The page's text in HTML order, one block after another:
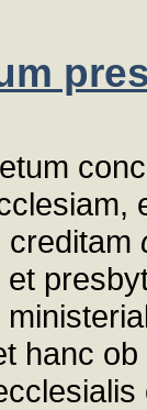
creditam
et
hanc